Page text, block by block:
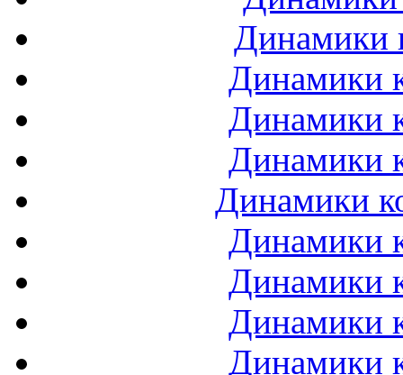
Динамики
Динамики
Динамики
Динамики
Динамики
Динамики
Динамики
Динамики
Динамики